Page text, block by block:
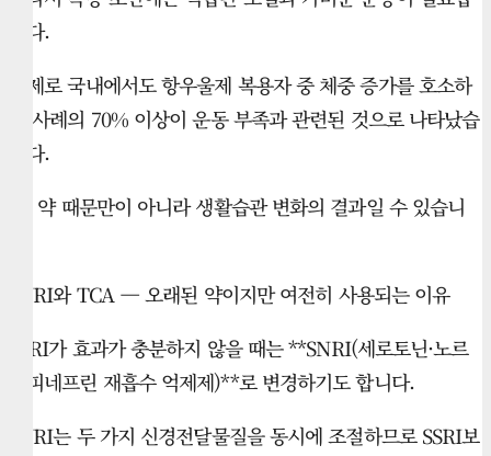
니다.
실제로 국내에서도 항우울제 복용자 중 체중 증가를 호소하
는 사례의 70% 이상이 운동 부족과 관련된 것으로 나타났습
니다.
즉, 약 때문만이 아니라 생활습관 변화의 결과일 수 있습니
SNRI와 TCA — 오래된 약이지만 여전히 사용되는 이유
SSRI가 효과가 충분하지 않을 때는 **SNRI(세로토닌·노르
에피네프린 재흡수 억제제)**로 변경하기도 합니다.
SNRI는 두 가지 신경전달물질을 동시에 조절하므로 SSRI보